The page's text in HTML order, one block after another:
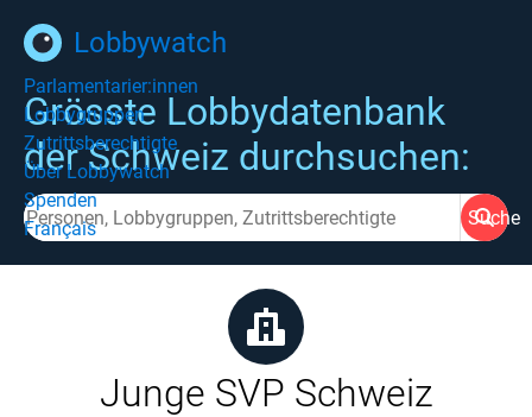
Lobbywatch
Parlamentarier:innen
Lobbygruppen
Zutrittsberechtigte
Über Lobbywatch
Spenden
Français
Grösste Lobbydatenbank
der Schweiz durchsuchen:
Suche
Junge SVP Schweiz